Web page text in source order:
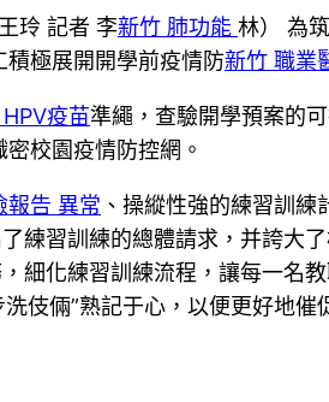
玲 記者 李新竹 肺功能 林） 為
積極展開開學前疫情防新竹 職業
疫苗準繩，查驗開學預案的
校園疫情防控網。
報告 異常 、操縱性強的練習訓
練習訓練的總體請求，并誇大
細化練習訓練流程，讓每一名
伎倆”熟記于心，以便更好地催